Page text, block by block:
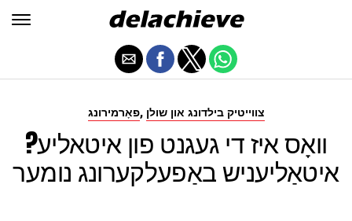
פאָרמירונג, צווייטיק בילדונג און שולן
וואָס איז די געגנט פון איטאליע?
איטאַליעניש באַפעלקערונג נומער